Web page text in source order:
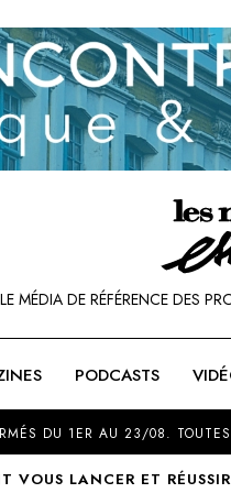
LE MÉDIA DE RÉFÉRENCE DES
PODCASTS
DU 1ER AU 23/08.
VOUS LANCER ET